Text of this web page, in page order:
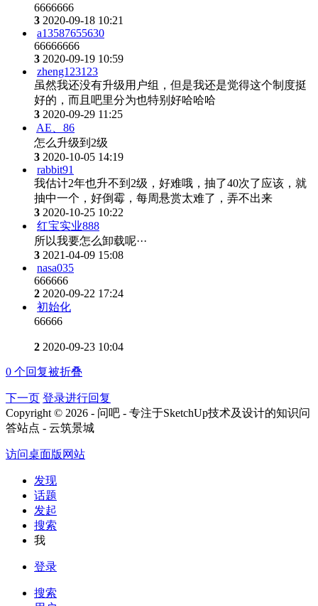
6666666
3 2020-09-18 10:21
a13587655630
66666666
3 2020-09-19 10:59
zheng123123
虽然我还没有升级用户组，但是我还是觉得这个制度挺
好的，而且吧里分为也特别好哈哈哈
3 2020-09-29 11:25
AE、86
怎么升级到2级
3 2020-10-05 14:19
rabbit91
我估计2年也升不到2级，好难哦，抽了40次了应该，就
抽中一个，好倒霉，每周悬赏太难了，弄不出来
3 2020-10-25 10:22
红宝实业888
所以我要怎么卸载呢···
3 2021-04-09 15:08
nasa035
666666
2 2020-09-22 17:24
初始化
66666
2 2020-09-23 10:04
0 个回复被折叠
下一页 登录进行回复
Copyright © 2026 - 问吧 - 专注于SketchUp技术及设计的知识问
答站点 - 云筑景城
访问桌面版网站
发现
话题
发起
搜索
我
登录
搜索